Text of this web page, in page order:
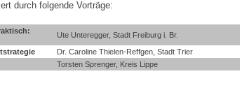
durch folgende Vorträge:
Ute Unteregger, Stadt Freiburg i. Br.
Dr. Caroline Thielen-Reffgen, Stadt Trier
Torsten Sprenger, Kreis Lippe